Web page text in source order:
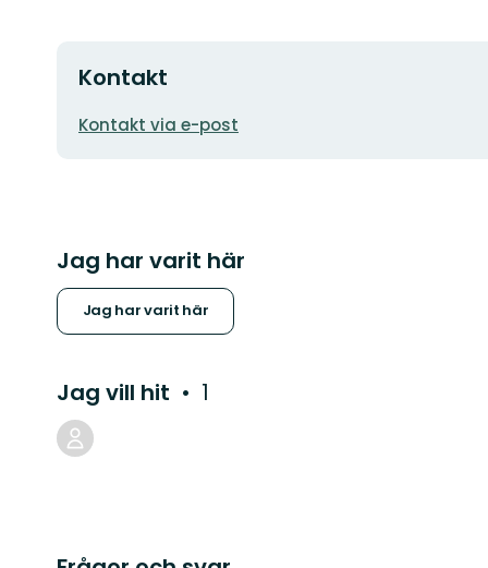
Kontakt
E-
Kontakt via e-post
Jag har varit här
Jag har varit här
Jag vill hit 1